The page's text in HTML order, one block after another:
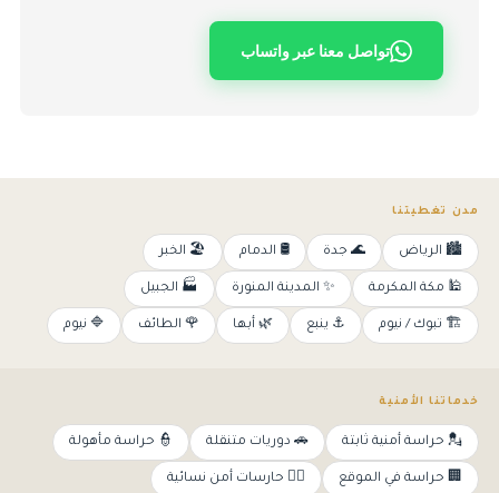
تواصل معنا عبر واتساب
مدن تغطيتنا
🏙️ الرياض 🌊 جدة 🛢️ الدمام 🏖️ الخبر
🕌 مكة المكرمة ✨ المدينة المنورة 🏭 الجبيل
🏗️ تبوك / نيوم ⚓ ينبع 🌿 أبها 🌹 الطائف 🔷 نيوم
خدماتنا الأمنية
💂 حراسة أمنية ثابتة 🚗 دوريات متنقلة 👮 حراسة مأهولة
🏢 حراسة في الموقع 👩‍✈️ حارسات أمن نسائية